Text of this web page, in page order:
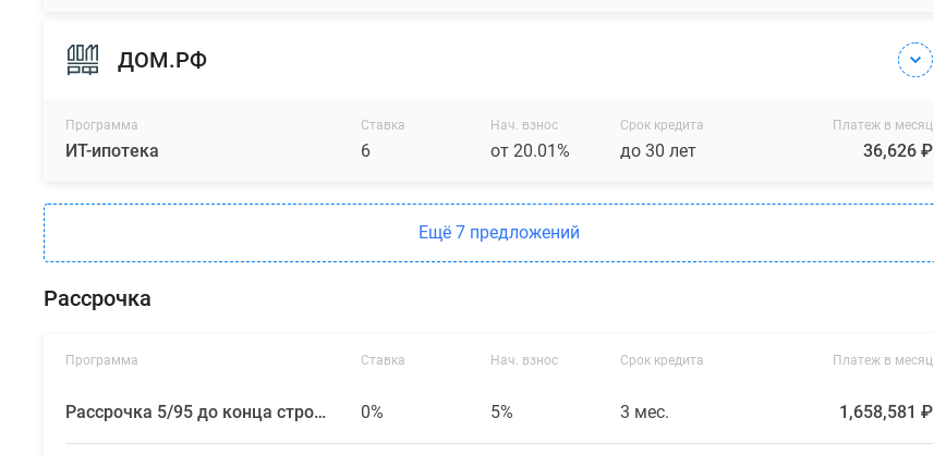
ДОМ.РФ
Программа
ИТ-ипотека
Ставка
6
Нач. взнос
от 20.01%
Срок кредита
до 30 лет
Платеж в месяц
36,626 ₽
Ещё 7 предложений
Рассрочка
Программа
Рассрочка 5/95 до конца строительства
Ставка
0%
Нач. взнос
5%
Срок кредита
3 мес.
Платеж в месяц
1,658,581 ₽